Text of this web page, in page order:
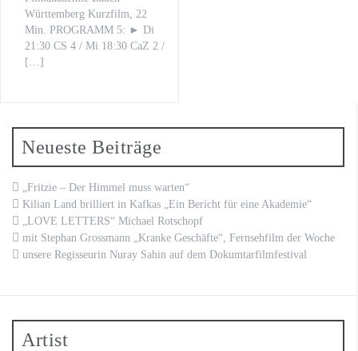
Württemberg Kurzfilm, 22
Min. PROGRAMM 5: ► Di
21:30 CS 4 / Mi 18:30 CaZ 2 /
[…]
Neueste Beiträge
„Fritzie – Der Himmel muss warten“
Kilian Land brilliert in Kafkas „Ein Bericht für eine Akademie“
„LOVE LETTERS“ Michael Rotschopf
mit Stephan Grossmann „Kranke Geschäfte“, Fernsehfilm der Woche
unsere Regisseurin Nuray Sahin auf dem Dokumtarfilmfestival
Artist